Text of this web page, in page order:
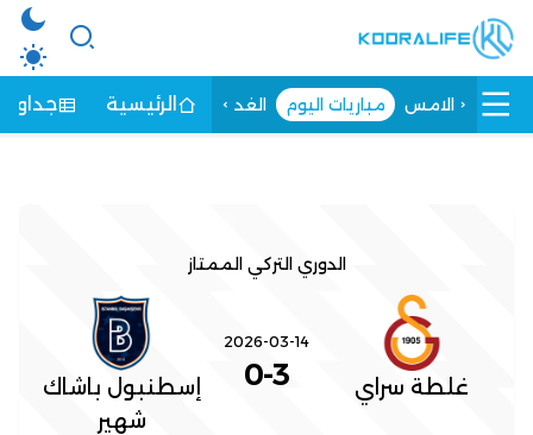
الامس مباريات اليوم الغد الرئيسية جداول
الدوري التركي الممتاز
غلطة سراي
2026-03-14
3
-
0
إسطنبول باشاك
شهير